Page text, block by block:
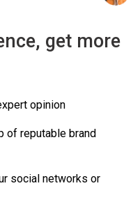
get more
opinion
of reputable brand
social networks or